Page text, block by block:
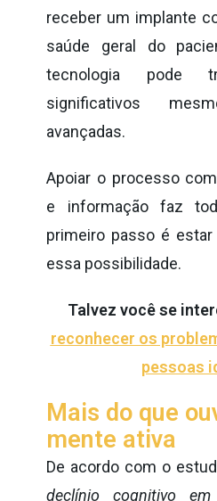
receber um implante
saúde geral do
tecnologia pode
significativos
avançadas.
Apoiar o processo
e informação faz
primeiro passo é
essa possibilidade.
Talvez você se
reconhecer os
pessoas
Mais do que
mente ativa
De acordo com o
declínio cognitivo